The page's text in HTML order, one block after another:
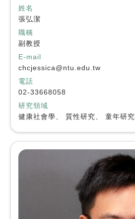
姓名
張弘潔
職稱
副教授
E-mail
chcjessica@ntu.edu.tw
電話
02-33668058
研究領域
健康社會學、 質性研究、 童年研究